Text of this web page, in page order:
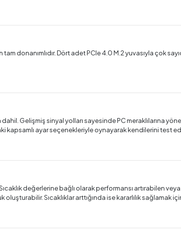
donanımlıdır. Dört adet PCIe 4.0 M.2 yuvasıyla çok
Gelişmiş sinyal yolları sayesinde PC meraklılarına
kapsamlı ayar seçenekleriyle oynayarak kendilerini test
değerlerine bağlı olarak performansı artırabilen
Sıcaklıklar arttığında ise kararlılık sağlamak